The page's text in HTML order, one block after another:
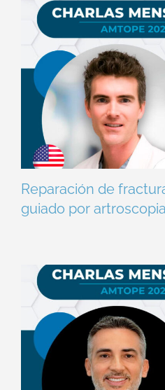
Reparación de
guiado por artroscopia